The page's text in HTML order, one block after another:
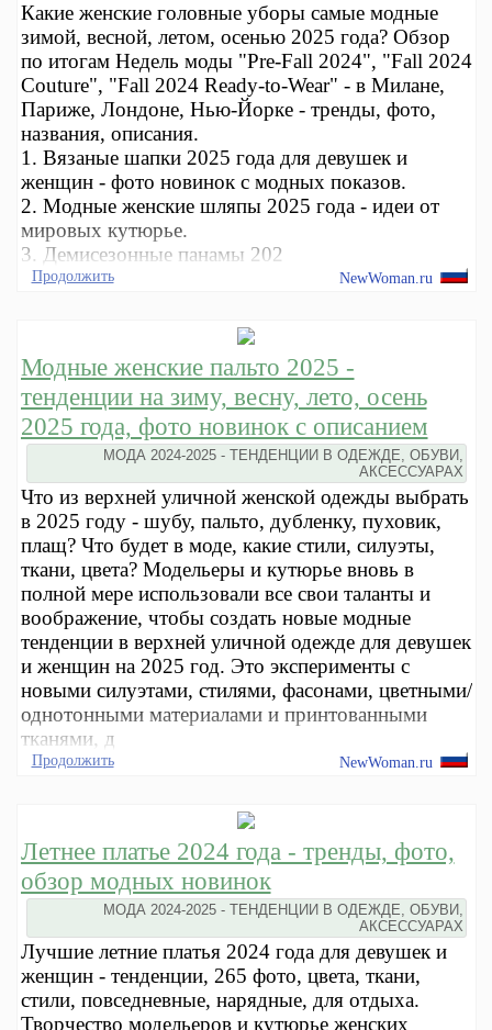
Какие женские головные уборы самые модные
зимой, весной, летом, осенью 2025 года? Обзор
по итогам Недель моды "Pre-Fall 2024", "Fall 2024
Couture", "Fall 2024 Ready-to-Wear" - в Милане,
Париже, Лондоне, Нью-Йорке - тренды, фото,
названия, описания.
1. Вязаные шапки 2025 года для девушек и
женщин - фото новинок с модных показов.
2. Модные женские шляпы 2025 года - идеи от
мировых кутюрье.
3. Демисезонные панамы 202
Продолжить NewWoman.ru
Модные женские пальто 2025 -
тенденции на зиму, весну, лето, осень
2025 года, фото новинок с описанием
МОДА 2024-2025 - ТЕНДЕНЦИИ В ОДЕЖДЕ, ОБУВИ,
АКСЕССУАРАХ
Что из верхней уличной женской одежды выбрать
в 2025 году - шубу, пальто, дубленку, пуховик,
плащ? Что будет в моде, какие стили, силуэты,
ткани, цвета? Модельеры и кутюрье вновь в
полной мере использовали все свои таланты и
воображение, чтобы создать новые модные
тенденции в верхней уличной одежде для девушек
и женщин на 2025 год. Это эксперименты с
новыми силуэтами, стилями, фасонами, цветными/
однотонными материалами и принтованными
тканями, д
Продолжить NewWoman.ru
Летнее платье 2024 года - тренды, фото,
обзор модных новинок
МОДА 2024-2025 - ТЕНДЕНЦИИ В ОДЕЖДЕ, ОБУВИ,
АКСЕССУАРАХ
Лучшие летние платья 2024 года для девушек и
женщин - тенденции, 265 фото, цвета, ткани,
стили, повседневные, нарядные, для отдыха.
Творчество модельеров и кутюрье женских